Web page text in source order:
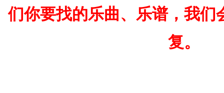
们你要找的乐曲、乐谱，我们
复。